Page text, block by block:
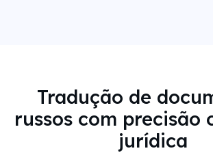
Tradução de
russos com precisão
jurídica